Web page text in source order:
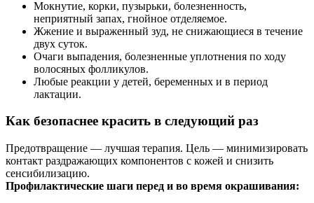
Мокнутие, корки, пузырьки, болезненность,
неприятный запах, гнойное отделяемое.
Жжение и выраженный зуд, не снижающиеся в течение
двух суток.
Очаги выпадения, болезненные уплотнения по ходу
волосяных фолликулов.
Любые реакции у детей, беременных и в период
лактации.
Как безопаснее красить в следующий раз
Предотвращение — лучшая терапия. Цель — минимизировать
контакт раздражающих компонентов с кожей и снизить
сенсибилизацию.
Профилактические шаги перед и во время окрашивания: